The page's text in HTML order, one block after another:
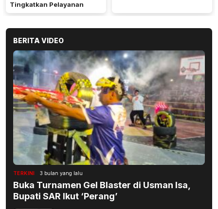
Tingkatkan Pelayanan
BERITA VIDEO
TERKINI 3 bulan yang lalu
Buka Turnamen Gel Blaster di Usman Isa,
Bupati SAR Ikut ‘Perang’